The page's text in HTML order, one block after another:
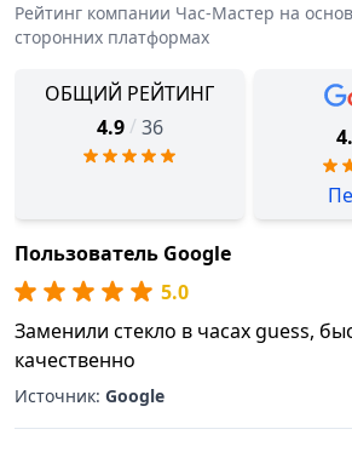
Рейтинг компании Час-Мастер на
сторонних платформах
ОБЩИЙ РЕЙТИНГ
4.9 / 36
Пользователь Google
5.0
Заменили стекло в часах guess,
качественно
Источник: Google